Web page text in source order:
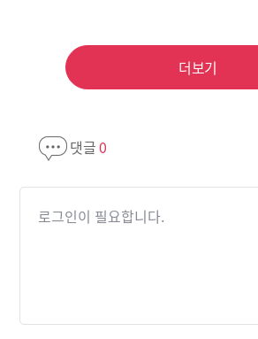
더보기
댓글0
로그인이 필요합니다.